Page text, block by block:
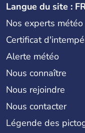
Langue du site :
Nos experts météo
Certificat
Alerte météo
Nous connaître
Nous rejoindre
Nous contacter
Légende des